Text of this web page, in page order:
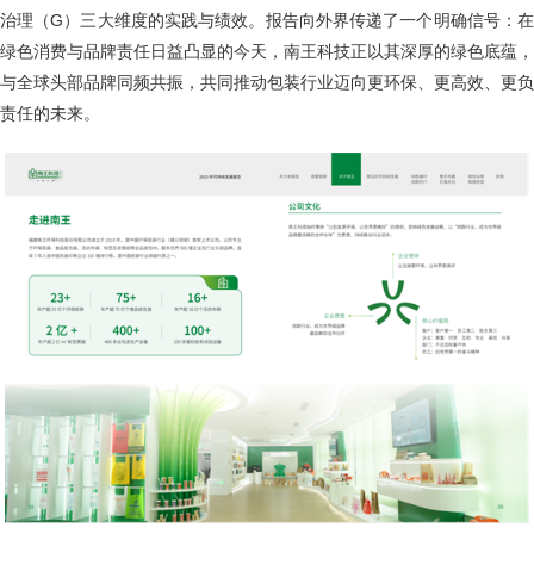
治理（G）三大维度的实践与绩效。报告向外界传递了一个明确信号：在
绿色消费与品牌责任日益凸显的今天，南王科技正以其深厚的绿色底蕴，
与全球头部品牌同频共振，共同推动包装行业迈向更环保、更高效、更负
责任的未来。